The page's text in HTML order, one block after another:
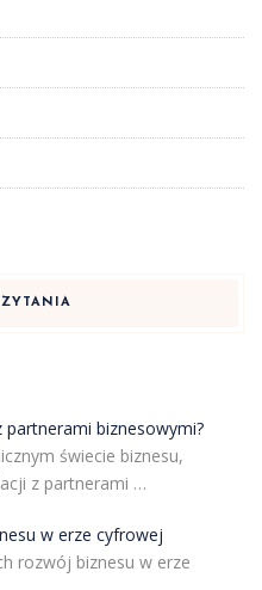
partnerami biznesowymi?
świecie biznesu,
z partnerami …
w erze cyfrowej
rozwój biznesu w erze